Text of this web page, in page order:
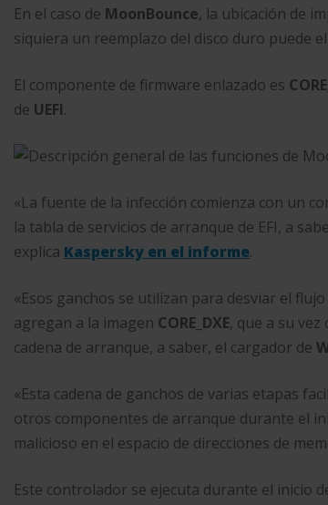
En el caso de MoonBounce, la ubicación de
siquiera un reemplazo del disco duro puede
El componente de firmware enlazado es
de UEFI.
«La fuente de la infección comienza con un
la tabla de servicios de arranque de EFI, a
explica Kaspersky en el informe.
«Esos ganchos se utilizan para desviar el
agregan a la imagen CORE_DXE, que a su
cadena de arranque, a saber, el cargador de
«Esta cadena de ganchos de varias etapas
otros componentes de arranque durante el
malicioso en el espacio de direcciones de
Este controlador se ejecuta durante el inicio